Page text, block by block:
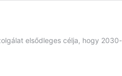
elsődleges célja, hogy